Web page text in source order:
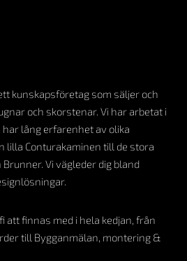
kunskapsföretag som säljer och
och skorstenar. Vi har arbetat i
lång erfarenhet av olika
lilla Conturakaminen till de stora
Vi vägleder dig bland
att finnas med i hela kedjan, från
till Bygganmälan, montering &